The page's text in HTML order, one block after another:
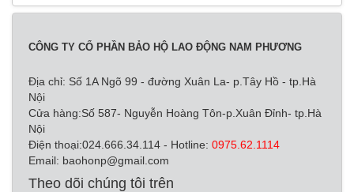
CÔNG TY CỔ PHẦN BẢO HỘ LAO ĐỘNG NAM PHƯƠNG
Địa chỉ: Số 1A Ngõ 99 - đường Xuân La- p.Tây Hồ - tp.Hà
Nội
Cửa hàng:Số 587- Nguyễn Hoàng Tôn-p.Xuân Đỉnh- tp.Hà
Nội
Điện thoại:024.666.34.114 - Hotline: 0975.62.1114
Email: baohonp@gmail.com
Theo dõi chúng tôi trên